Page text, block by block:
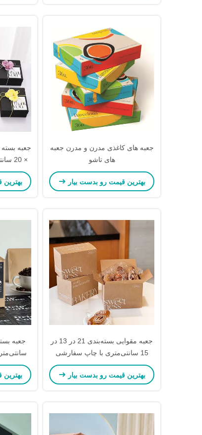
جعبه های کاغذی مدرن و مدرن جعبه
های تاشو
بهترین قیمت رو بدست بیار
×
بهترین
جعبه مقوایی بسته‌بندی 21 در 13 در
15 سانتی‌متری با چاپ سفارشی
برای نان تست
بهترین قیمت رو بدست بیار
آب‌نبات،
بهترین